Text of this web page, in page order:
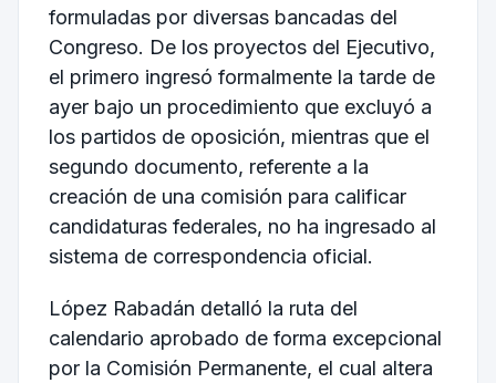
formuladas por diversas bancadas del
Congreso. De los proyectos del Ejecutivo,
el primero ingresó formalmente la tarde de
ayer bajo un procedimiento que excluyó a
los partidos de oposición, mientras que el
segundo documento, referente a la
creación de una comisión para calificar
candidaturas federales, no ha ingresado al
sistema de correspondencia oficial.
López Rabadán detalló la ruta del
calendario aprobado de forma excepcional
por la Comisión Permanente, el cual altera